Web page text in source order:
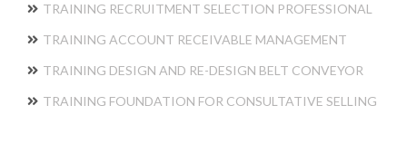
TRAINING RECRUITMENT SELECTION PROFESSIONAL
TRAINING ACCOUNT RECEIVABLE MANAGEMENT
TRAINING DESIGN AND RE-DESIGN BELT CONVEYOR
TRAINING FOUNDATION FOR CONSULTATIVE SELLING